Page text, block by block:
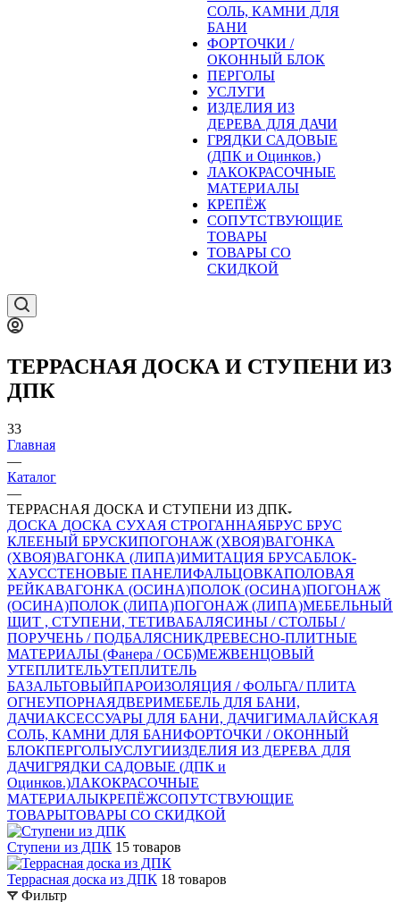
СОЛЬ, КАМНИ ДЛЯ
БАНИ
ФОРТОЧКИ /
ОКОННЫЙ БЛОК
ПЕРГОЛЫ
УСЛУГИ
ИЗДЕЛИЯ ИЗ
ДЕРЕВА ДЛЯ ДАЧИ
ГРЯДКИ САДОВЫЕ
(ДПК и Оцинков.)
ЛАКОКРАСОЧНЫЕ
МАТЕРИАЛЫ
КРЕПЁЖ
СОПУТСТВУЮЩИЕ
ТОВАРЫ
ТОВАРЫ СО
СКИДКОЙ
ТЕРРАСНАЯ ДОСКА И СТУПЕНИ ИЗ
ДПК
33
Главная
—
Каталог
—
ТЕРРАСНАЯ ДОСКА И СТУПЕНИ ИЗ ДПК
ДОСКА ДОСКА СУХАЯ СТРОГАННАЯБРУС БРУС
КЛЕЕНЫЙ БРУСКИПОГОНАЖ (ХВОЯ)ВАГОНКА
(ХВОЯ)ВАГОНКА (ЛИПА)ИМИТАЦИЯ БРУСАБЛОК-
ХАУССТЕНОВЫЕ ПАНЕЛИФАЛЬЦОВКАПОЛОВАЯ
РЕЙКАВАГОНКА (ОСИНА)ПОЛОК (ОСИНА)ПОГОНАЖ
(ОСИНА)ПОЛОК (ЛИПА)ПОГОНАЖ (ЛИПА)МЕБЕЛЬНЫЙ
ЩИТ , СТУПЕНИ, ТЕТИВАБАЛЯСИНЫ / СТОЛБЫ /
ПОРУЧЕНЬ / ПОДБАЛЯСНИКДРЕВЕСНО-ПЛИТНЫЕ
МАТЕРИАЛЫ (Фанера / ОСБ)МЕЖВЕНЦОВЫЙ
УТЕПЛИТЕЛЬУТЕПЛИТЕЛЬ
БАЗАЛЬТОВЫЙПАРОИЗОЛЯЦИЯ / ФОЛЬГА/ ПЛИТА
ОГНЕУПОРНАЯДВЕРИМЕБЕЛЬ ДЛЯ БАНИ,
ДАЧИАКСЕССУАРЫ ДЛЯ БАНИ, ДАЧИГИМАЛАЙСКАЯ
СОЛЬ, КАМНИ ДЛЯ БАНИФОРТОЧКИ / ОКОННЫЙ
БЛОКПЕРГОЛЫУСЛУГИИЗДЕЛИЯ ИЗ ДЕРЕВА ДЛЯ
ДАЧИГРЯДКИ САДОВЫЕ (ДПК и
Оцинков.)ЛАКОКРАСОЧНЫЕ
МАТЕРИАЛЫКРЕПЁЖСОПУТСТВУЮЩИЕ
ТОВАРЫТОВАРЫ СО СКИДКОЙ
Ступени из ДПК 15 товаров
Террасная доска из ДПК 18 товаров
Фильтр